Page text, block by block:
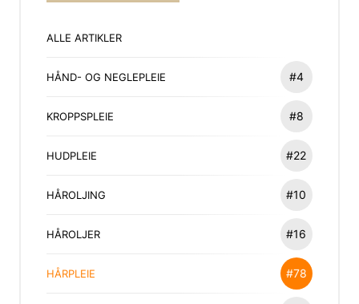
ALLE ARTIKLER
HÅND- OG NEGLEPLEIE #4
KROPPSPLEIE #8
HUDPLEIE #22
HÅROLJING #10
HÅROLJER #16
HÅRPLEIE #78